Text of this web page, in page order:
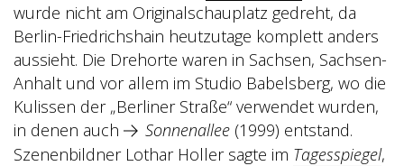
wurde nicht am Originalschauplatz gedreht, da
Berlin-Friedrichshain heutzutage komplett anders
aussieht. Die Drehorte waren in Sachsen, Sachsen-
Anhalt und vor allem im Studio Babelsberg, wo die
Kulissen der „Berliner Straße“ verwendet wurden,
in denen auch
Sonnenallee (1999) entstand.
Szenenbildner Lothar Holler sagte im Tagesspiegel,